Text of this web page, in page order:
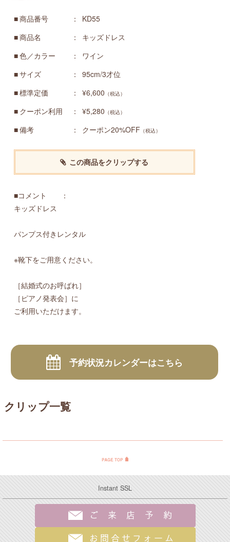
商品番号
KD55
商品名
キッズドレス
色／カラー
ワイン
サイズ
95cm/3才位
標準定価
¥6,600 （税込）
クーポン利用 ¥5,280 （税込）
備考 クーポン20%OFF （税込）
この商品をクリップする
■コメント ：
キッズドレス
パンプス付きレンタル
※靴下をご用意ください。
［結婚式のお呼ばれ］
［ピアノ発表会］に
ご利用いただけます。
予約状況カレンダーはこちら
クリップ一覧
Instant SSL